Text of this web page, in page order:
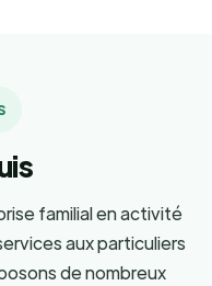
familial en activité
aux particuliers
de nombreux